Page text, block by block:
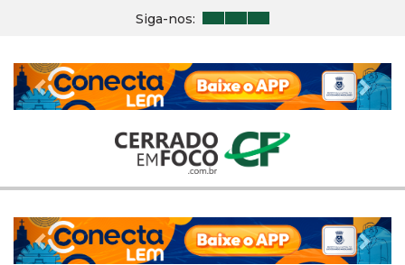
Siga-nos:
Previous Next
Previous Next